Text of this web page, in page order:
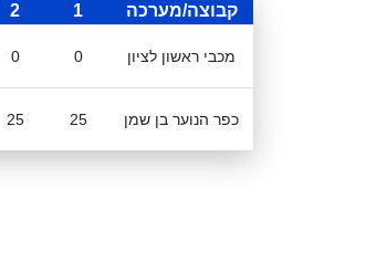
קבוצה/מערכה 1
2
מכבי ראשון לציון 0
0
כפר הנוער בן שמן 25
25